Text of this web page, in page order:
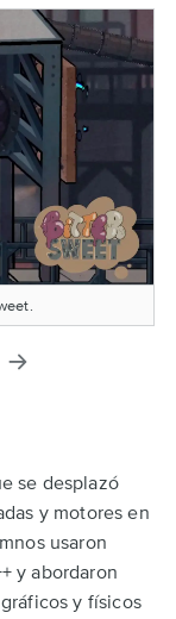
se desplazó
y motores en
usaron
y abordaron
y físicos